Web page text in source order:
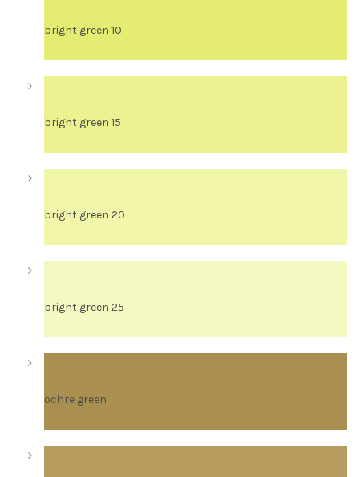
bright green 10
bright green 15
bright green 20
bright green 25
ochre green